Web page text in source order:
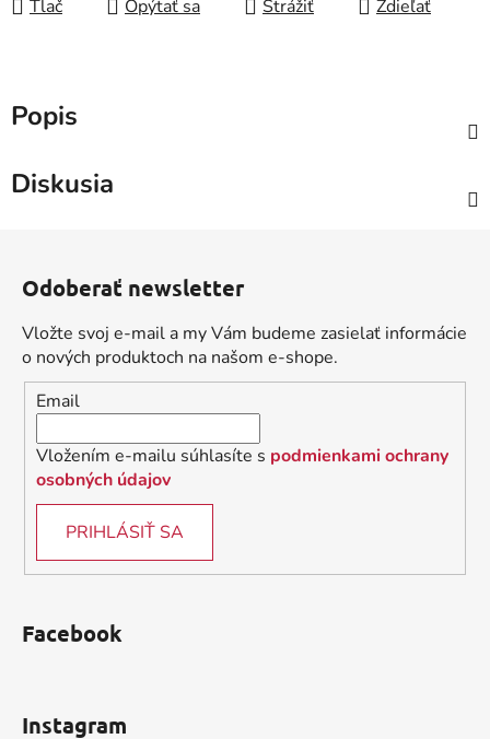
Tlač Opýtať sa Strážiť Zdieľať
Popis
Diskusia
Odoberať newsletter
Vložte svoj e-mail a my Vám budeme zasielať informácie
o nových produktoch na našom e-shope.
Email
Vložením e-mailu súhlasíte s podmienkami ochrany
osobných údajov
PRIHLÁSIŤ SA
Facebook
Instagram